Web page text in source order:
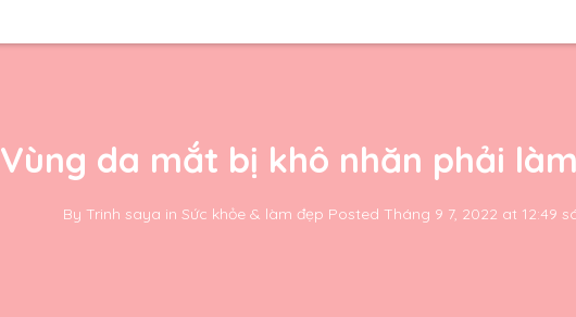
Vùng da mắt bị khô nhăn phải
By Trinh saya in Sức khỏe & làm đẹp Posted Tháng 9 7, 2022 at 12:49